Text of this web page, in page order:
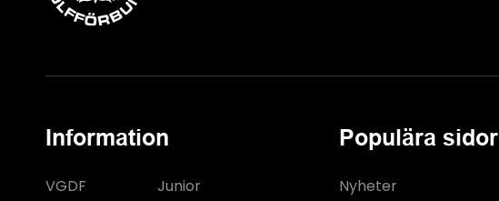
Information
VGDF
Junior
Populära sidor
Nyheter